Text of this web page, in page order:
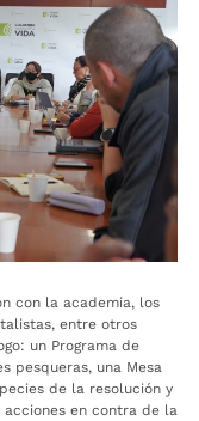
con la academia, los
entre otros
un Programa de
pesqueras, una Mesa
de la resolución y
acciones en contra de la